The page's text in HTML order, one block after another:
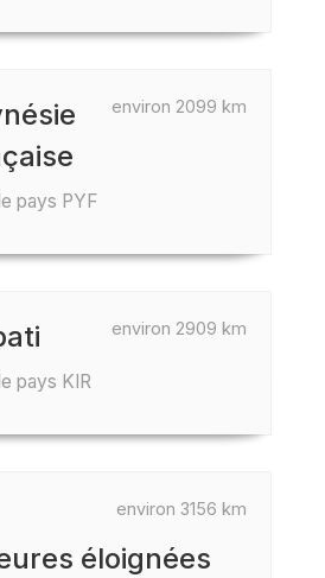
environ 2099 km
pays PYF
environ 2909 km
pays KIR
environ 3156 km
éloignées